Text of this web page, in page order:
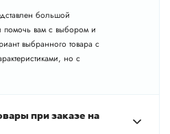
большой
помочь вам с выбором и
выбранного товара с
но с
при заказе на